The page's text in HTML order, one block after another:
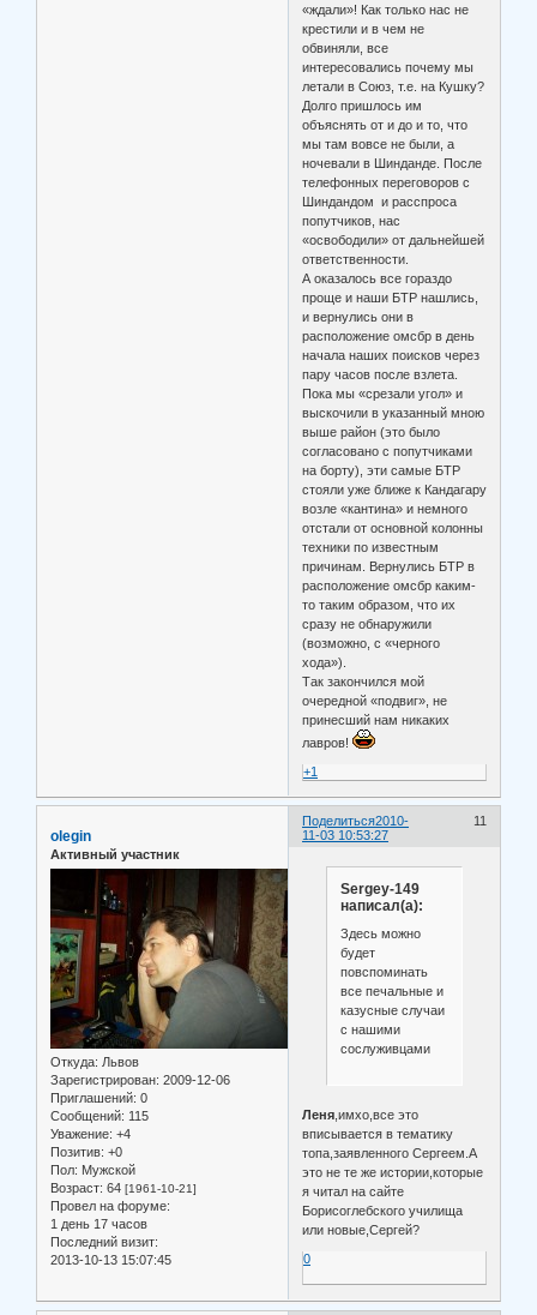
«ждали»! Как только нас не
крестили и в чем не
обвиняли, все
интересовались почему мы
летали в Союз, т.е. на Кушку?
Долго пришлось им
объяснять от и до и то, что
мы там вовсе не были, а
ночевали в Шинданде. После
телефонных переговоров с
Шиндандом и расспроса
попутчиков, нас
«освободили» от дальнейшей
ответственности.
А оказалось все гораздо
проще и наши БТР нашлись,
и вернулись они в
расположение омсбр в день
начала наших поисков через
пару часов после взлета.
Пока мы «срезали угол» и
выскочили в указанный мною
выше район (это было
согласовано с попутчиками
на борту), эти самые БТР
стояли уже ближе к Кандагару
возле «кантина» и немного
отстали от основной колонны
техники по известным
причинам. Вернулись БТР в
расположение омсбр каким-
то таким образом, что их
сразу не обнаружили
(возможно, с «черного
хода»).
Так закончился мой
очередной «подвиг», не
принесший нам никаких
лавров!
+1
Поделиться 11
2010-
11-03 10:53:27
olegin
Активный участник
Откуда: Львов
Зарегистрирован: 2009-12-06
Приглашений: 0
Сообщений: 115
Уважение: +4
Позитив: +0
Пол: Мужской
Возраст: 64 [1961-10-21]
Провел на форуме:
1 день 17 часов
Последний визит:
2013-10-13 15:07:45
Sergey-149
написал(а):
Здесь можно
будет
повспоминать
все печальные и
казусные случаи
с нашими
сослуживцами
Леня ,имхо,все это
вписывается в тематику
топа,заявленного Сергеем.А
это не те же истории,которые
я читал на сайте
Борисоглебского училища
или новые,Сергей?
0